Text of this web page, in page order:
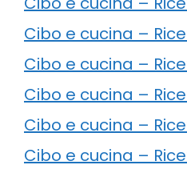
Cibo e cucina –
Cibo e cucina –
Cibo e cucina –
Cibo e cucina –
Cibo e cucina –